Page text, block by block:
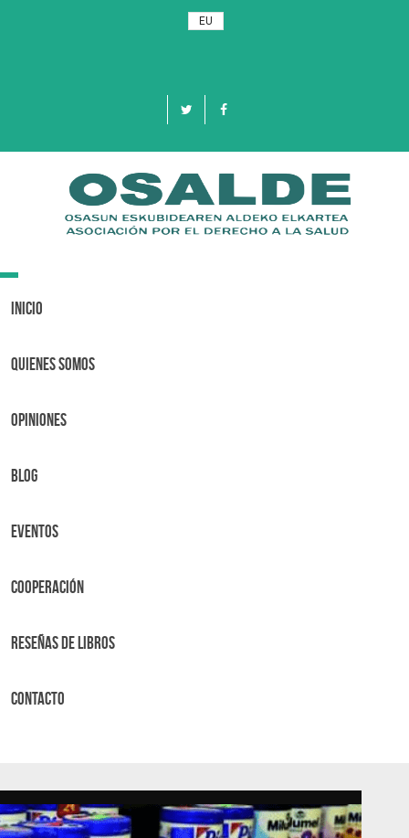
EU
Toggle
Inicio
Quienes Somos
OPINIONES
BLOG
Eventos
Cooperación
Reseñas de libros
Contacto